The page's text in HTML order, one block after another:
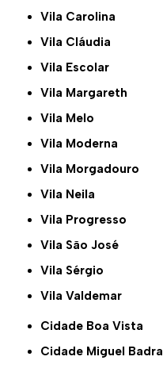
Vila Carolina
Vila Cláudia
Vila Escolar
Vila Margareth
Vila Melo
Vila Moderna
Vila Morgadouro
Vila Neila
Vila Progresso
Vila São José
Vila Sérgio
Vila Valdemar
Cidade Boa Vista
Cidade Miguel Badra